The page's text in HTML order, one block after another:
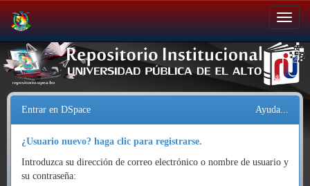
Salir
de
la
navegación
Entrar en DSpace Ayuda...
¿Usuario nuevo? haga clic para registrarse.
Introduzca su dirección de correo electrónico o nombre de usuario y
su contraseña: